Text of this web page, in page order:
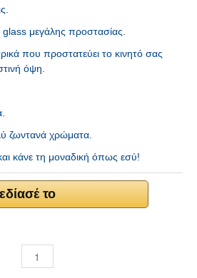
μεγάλης προστασίας.
που προστατεύει το κινητό σας
όψη.
ζωντανά χρώματα.
κάνε τη μοναδική όπως εσύ!
το